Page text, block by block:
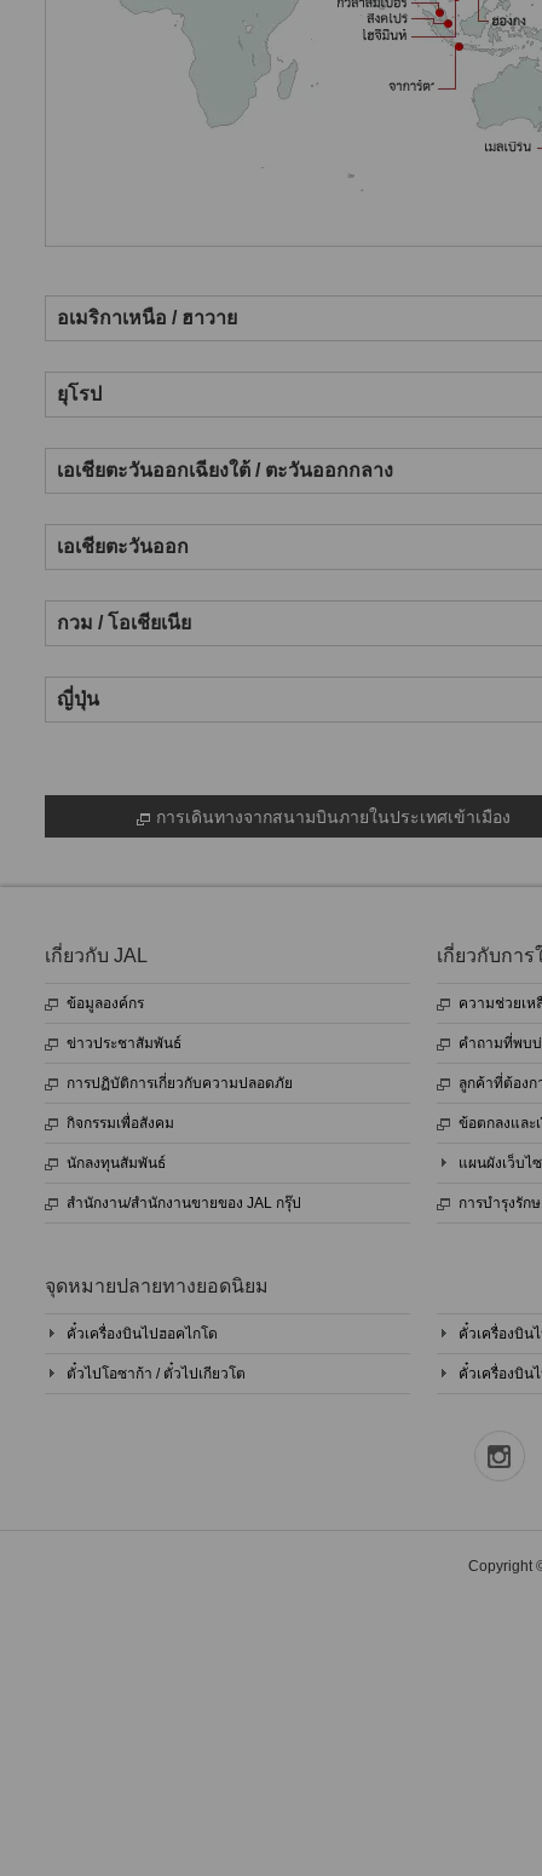
อเมริกาเหนือ / ฮาวาย
ยุโรป
เอเชียตะวันออกเฉียงใต้ / ตะวันออกกลาง
เอเชียตะวันออก
กวม / โอเชียเนีย
ญี่ปุ่น
การเดินทางจากสนามบินภายในประเทศเข้าเมือง
เกี่ยวกับ JAL
ข้อมูลองค์กร
ข่าวประชาสัมพันธ์
การปฏิบัติการเกี่ยวกับความปลอดภัย
กิจกรรมเพื่อสังคม
นักลงทุนสัมพันธ์
สำนักงาน/สำนักงานขายของ JAL กรุ๊ป
เกี่ยวกับการ
ความช่วยเห
คำถามที่พบ
ลูกค้าที่ต้องก
ข้อตกลงและ
แผนผังเว็บไ
การบำรุงรัก
จุดหมายปลายทางยอดนิยม
คั๋วเครื่องบินไปฮอคไกโด
ตั๋วไปโอซาก้า / ตั๋วไปเกียวโต
คั๋วเครื่องบิน
คั๋วเครื่องบิน
Copyright